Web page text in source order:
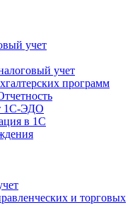
учет
учет
программ
1С-ЭДО
в 1С
и торговых